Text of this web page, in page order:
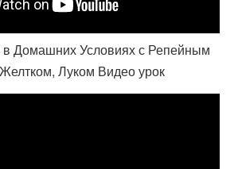
Домашних Условиях с Репейным
Луком Видео урок